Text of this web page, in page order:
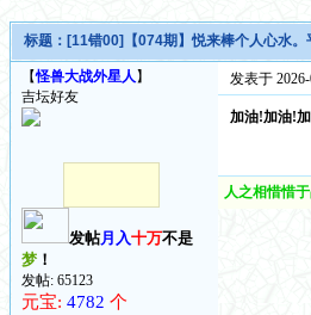
标题： [11错00]【074期】悦来棒个人心水
【怪兽大战外星人 】
吉坛好友
发帖月入十万不是
梦！
发帖: 65123
元宝: 4782 个
发表于
加油!加油!
人之相惜惜